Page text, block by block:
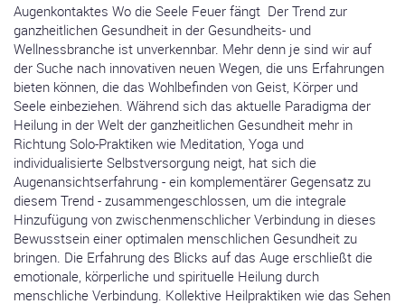
Augenkontaktes Wo die Seele Feuer fängt Der Trend zur
ganzheitlichen Gesundheit in der Gesundheits- und
Wellnessbranche ist unverkennbar. Mehr denn je sind wir auf
der Suche nach innovativen neuen Wegen, die uns Erfahrungen
bieten können, die das Wohlbefinden von Geist, Körper und
Seele einbeziehen. Während sich das aktuelle Paradigma der
Heilung in der Welt der ganzheitlichen Gesundheit mehr in
Richtung Solo-Praktiken wie Meditation, Yoga und
individualisierte Selbstversorgung neigt, hat sich die
Augenansichtserfahrung - ein komplementärer Gegensatz zu
diesem Trend - zusammengeschlossen, um die integrale
Hinzufügung von zwischenmenschlicher Verbindung in dieses
Bewusstsein einer optimalen menschlichen Gesundheit zu
bringen. Die Erfahrung des Blicks auf das Auge erschließt die
emotionale, körperliche und spirituelle Heilung durch
menschliche Verbindung. Kollektive Heilpraktiken wie das Sehen